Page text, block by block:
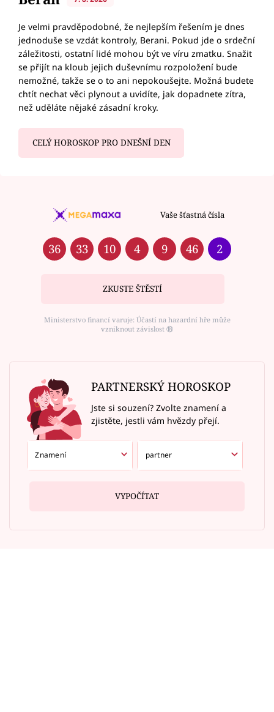
Je velmi pravděpodobné, že nejlepším řešením je dnes
jednoduše se vzdát kontroly, Berani. Pokud jde o srdeční
záležitosti, ostatní lidé mohou být ve víru zmatku. Snažit
se přijít na kloub jejich duševnímu rozpoložení bude
nemožné, takže se o to ani nepokoušejte. Možná budete
chtít nechat věci plynout a uvidíte, jak dopadnete zítra,
než uděláte nějaké zásadní kroky.
CELÝ HOROSKOP PRO DNEŠNÍ DEN
Vaše šťastná čísla
36 33 10 4 9 46 2
ZKUSTE ŠTĚSTÍ
Ministerstvo financí varuje: Účastí na hazardní hře může
vzniknout závislost ⑱
PARTNERSKÝ HOROSKOP
Jste si souzení? Zvolte znamení a
zjistěte, jestli vám hvězdy přejí.
VYPOČÍTAT